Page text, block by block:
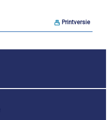
Printversie